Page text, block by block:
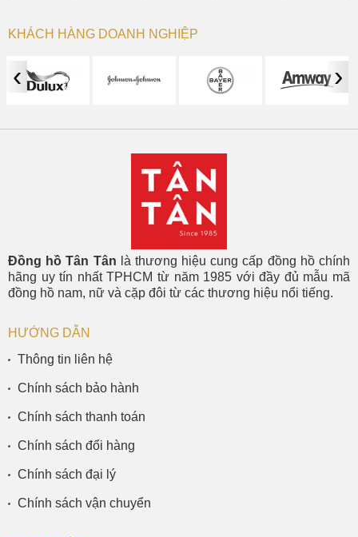
KHÁCH HÀNG DOANH NGHIỆP
‹ ›
Đồng hồ Tân Tân là thương hiệu cung cấp đồng hồ chính
hãng uy tín nhất TPHCM từ năm 1985 với đầy đủ mẫu mã
đồng hồ nam, nữ và cặp đôi từ các thương hiệu nổi tiếng.
HƯỚNG DẪN
Thông tin liên hệ
Chính sách bảo hành
Chính sách thanh toán
Chính sách đổi hàng
Chính sách đại lý
Chính sách vận chuyển